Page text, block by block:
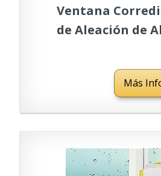
Ventana
de Aleación de
Corrediza,
Seguridad a
Niños para
Más